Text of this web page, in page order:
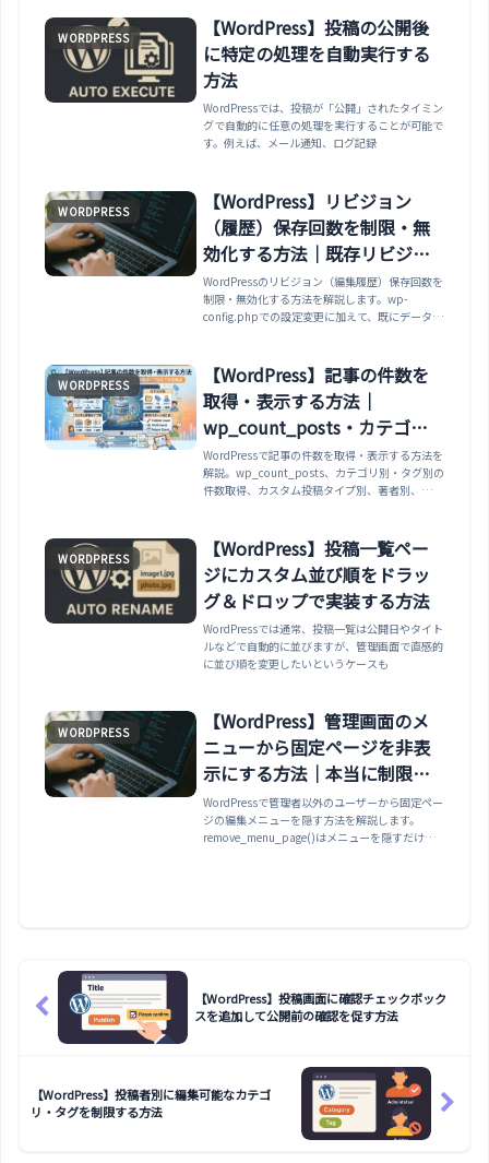
で消えてしまうため避けるべき理由もあわせて説
明します。
WORDPRESS
【WordPress】投稿の公開後
に特定の処理を自動実行する
方法
WordPressでは、投稿が「公開」されたタイミン
グで自動的に任意の処理を実行することが可能で
す。例えば、メール通知、ログ記録
WORDPRESS
【WordPress】リビジョン
（履歴）保存回数を制限・無
効化する方法｜既存リビジョ
ンの削除とバックアップ
WordPressのリビジョン（編集履歴）保存回数を
制限・無効化する方法を解説します。wp-
config.phpでの設定変更に加えて、既にデータベ
WORDPRESS
【WordPress】記事の件数を
取得・表示する方法｜
wp_count_posts・カテゴリ
別・カスタム投稿タイプ別ま
で完全解説
WordPressで記事の件数を取得・表示する方法を
解説。wp_count_posts、カテゴリ別・タグ別の
件数取得、カスタム投稿タイプ別、著者別、
WORDPRESS
【WordPress】投稿一覧ペー
ジにカスタム並び順をドラッ
グ＆ドロップで実装する方法
WordPressでは通常、投稿一覧は公開日やタイト
ルなどで自動的に並びますが、管理画面で直感的
に並び順を変更したいというケースも
WORDPRESS
【WordPress】管理画面のメ
ニューから固定ページを非表
示にする方法｜本当に制限す
る方法も解説
WordPressで管理者以外のユーザーから固定ペー
ジの編集メニューを隠す方法を解説します。
remove_menu_page()はメニューを隠すだけで
【WordPress】投稿画面に確認チェックボック
スを追加して公開前の確認を促す方法
【WordPress】投稿者別に編集可能なカテゴ
リ・タグを制限する方法